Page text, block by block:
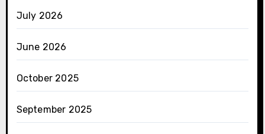
July 2026
June 2026
October 2025
September 2025